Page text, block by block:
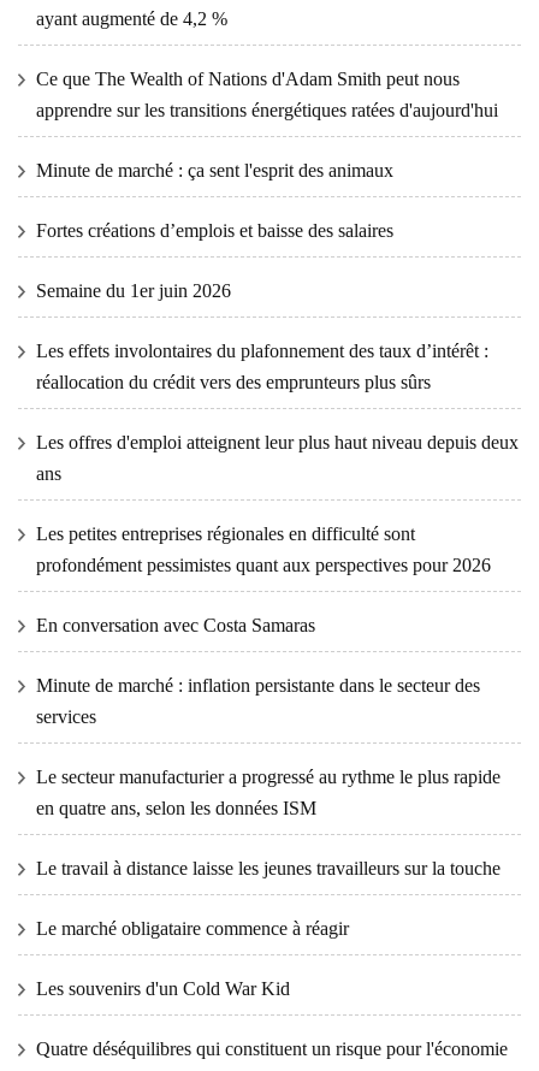
ayant augmenté de 4,2 %
Ce que The Wealth of Nations d'Adam Smith peut nous
apprendre sur les transitions énergétiques ratées d'aujourd'hui
Minute de marché : ça sent l'esprit des animaux
Fortes créations d’emplois et baisse des salaires
Semaine du 1er juin 2026
Les effets involontaires du plafonnement des taux d’intérêt :
réallocation du crédit vers des emprunteurs plus sûrs
Les offres d'emploi atteignent leur plus haut niveau depuis deux
ans
Les petites entreprises régionales en difficulté sont
profondément pessimistes quant aux perspectives pour 2026
En conversation avec Costa Samaras
Minute de marché : inflation persistante dans le secteur des
services
Le secteur manufacturier a progressé au rythme le plus rapide
en quatre ans, selon les données ISM
Le travail à distance laisse les jeunes travailleurs sur la touche
Le marché obligataire commence à réagir
Les souvenirs d'un Cold War Kid
Quatre déséquilibres qui constituent un risque pour l'économie